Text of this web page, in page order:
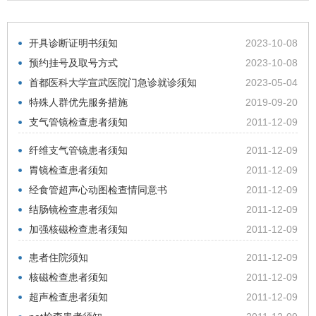
2023-10-08
开具诊断证明书须知
2023-10-08
预约挂号及取号方式
2023-05-04
首都医科大学宣武医院门急诊就诊须知
2019-09-20
特殊人群优先服务措施
2011-12-09
支气管镜检查患者须知
2011-12-09
纤维支气管镜患者须知
2011-12-09
胃镜检查患者须知
2011-12-09
经食管超声心动图检查情同意书
2011-12-09
结肠镜检查患者须知
2011-12-09
加强核磁检查患者须知
2011-12-09
患者住院须知
2011-12-09
核磁检查患者须知
2011-12-09
超声检查患者须知